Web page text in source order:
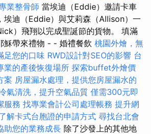
業整骨師 當埃迪（Eddie）邀請卡車
埃迪（Eddie）與艾莉森（Allison）一
）飛翔以完成聖誕節的貨物。 填滿
穌帶來禮物 - - 婚禮餐飲 桃園外燴，無
足您的口味 RWD設計對SEO的影響 台
業的產後恢復場所 探索buffet外燴價
案 房屋漏水處理，提供您房屋漏水的
氣清洗，提升空氣品質 僅需300元即
服務 找專業會計公司處理帳務 提升網
解卡式台胞證的申請方式 尋找台北會
助您的業務成長 除了沙發上的其他地